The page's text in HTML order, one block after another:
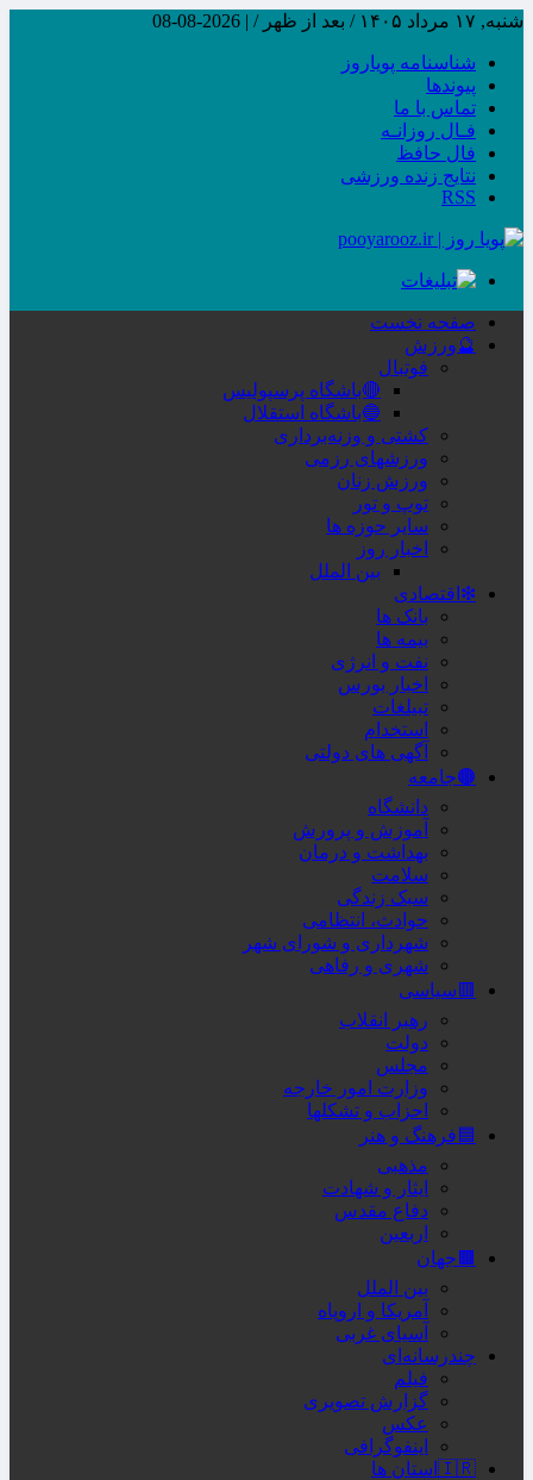
شنبه, ۱۷ مرداد ۱۴۰۵ / بعد از ظهر / |
2026-08-08
شناسنامه پویاروز
پیوندها
تماس با ما
فـال روزانـه
فال حافظ
نتایج زنده ورزشی
RSS
صفحه نخست
🔮ورزش
فوتبال
🔴باشگاه پرسپولیس
🔵باشگاه استقلال
کشتی و وزنه‌برداری
ورزشهای رزمی
ورزش زنان
توپ و تور
سایر حوزه ها
اخبار روز
بین الملل
❇اقتصادی
بانک ها
بیمه ها
نفت و انرژی
اخبار بورس
تبیلغات
استخدام
آگهی های دولتی
🟤جامعه
دانشگاه
آموزش و پرورش
بهداشت و درمان
سلامت
سبک زندگی
حوادث، انتظامی
شهرداری و شورای شهر
شهری و رفاهی
🟥سیاسی
رهبر انقلاب
دولت
مجلس
وزارت امور خارجه
احزاب و تشکلها
🟦فرهنگ و هنر
مذهبی
ایثار و شهادت
دفاع مقدس
اربعین
🟫جهان
بین الملل
آمریکا و اروپاه
آسیای غربی
چندرسانه‌ای
فیلم
گزارش تصویری
عکس
اینفوگرافی
🇮🇷استان ها